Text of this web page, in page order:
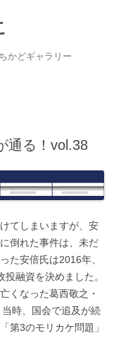
かどギャラリー
通る！vol.38
てしまいますが、安
倒れた事件は、未だ
た安倍氏は2016年、
融資を決めました。
くなった葛西敬之・
時、国会で追及が続
第3のモリカケ問題」